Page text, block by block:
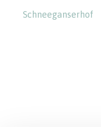
Schneeganserhof